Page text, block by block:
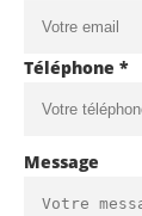
Téléphone *
Message